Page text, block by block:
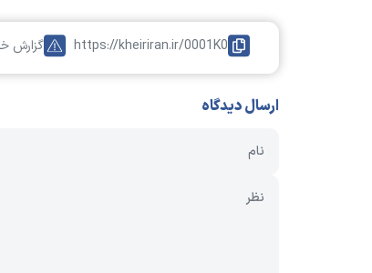
https://kheiriran.ir/0001K0 گزارش
ارسال دیدگاه